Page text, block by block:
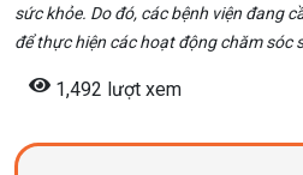
sức khỏe. Do đó, các bệnh viện đang
để thực hiện các hoạt động chăm sóc
1,492 lượt xem